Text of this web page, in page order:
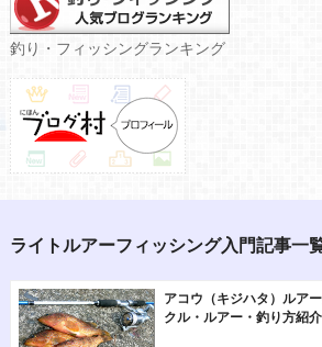
釣り・フィッシングランキング
ライトルアーフィッシング入門記事一
アコウ（キジハタ）ルア
クル・ルアー・釣り方紹介